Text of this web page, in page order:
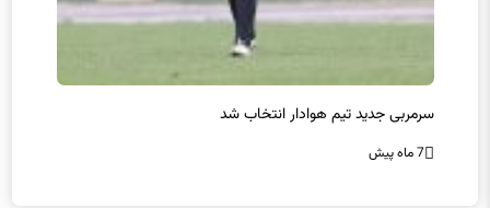
سرمربی جدید تیم هوادار انتخاب شد
7 ماه پیش